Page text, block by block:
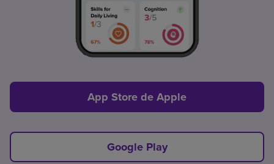
App Store de Apple
Google Play